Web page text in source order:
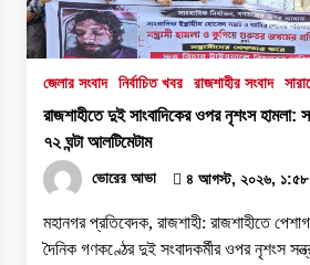
জেলার সংবাদ নির্বাচিত খবর রাজশাহীর সংবাদ
রাজশাহীতে দুই সাংবাদিকের ওপর নৃশংস হামলা:
৭২ ঘন্টা আলটিমেটাম
ভোরের আভা ৪ আগস্ট, ২০২৬, ১:৫৮
​মহানগর প্রতিবেদক, রাজশাহী: রাজশাহীতে
দৈনিক গণকণ্ঠের দুই সংবাদকর্মীর ওপর নৃশংস